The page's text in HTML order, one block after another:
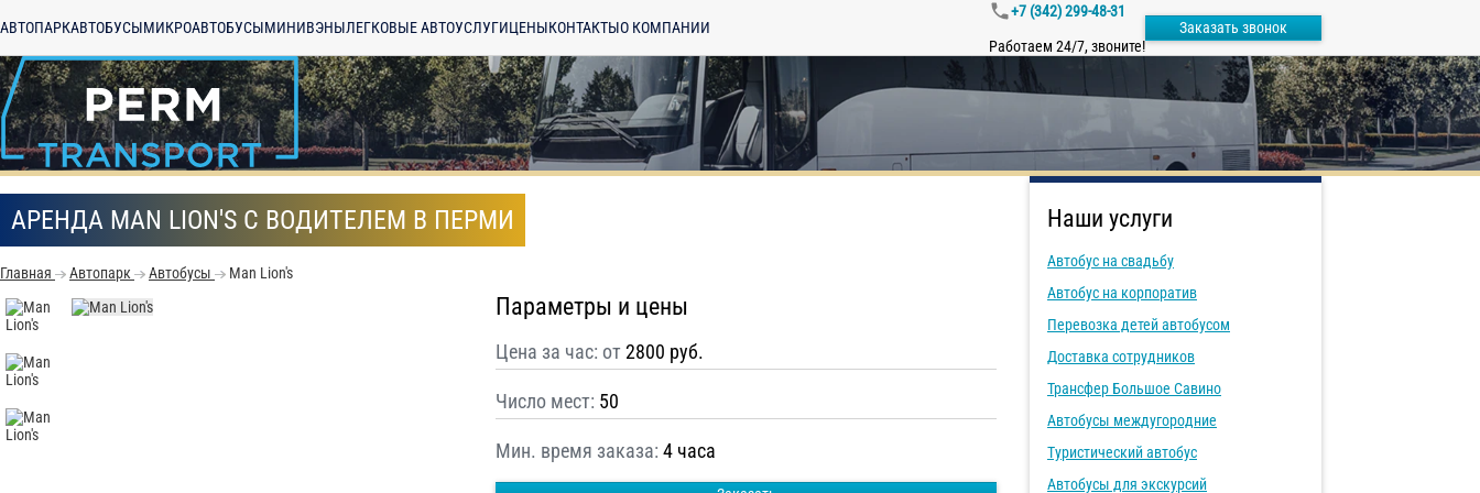
АВТОПАРКАВТОБУСЫМИКРОАВТОБУСЫМИНИВЭНЫЛЕГКОВЫЕ АВТОУСЛУГИЦЕНЫКОНТАКТЫО КОМПАНИИ
+7 (342) 299-48-31
Работаем 24/7, звоните!
Заказать звонок
АРЕНДА MAN LION'S С ВОДИТЕЛЕМ В ПЕРМИ
Главная Автопарк Автобусы Man Lion's
Параметры и цены
Цена за час: от2800 руб.
Число мест: 50
Мин. время заказа: 4 часа
Наши услуги
Автобус на свадьбу
Автобус на корпоратив
Перевозка детей автобусом
Доставка сотрудников
Трансфер Большое Савино
Автобусы междугородние
Туристический автобус
Автобусы для экскурсий